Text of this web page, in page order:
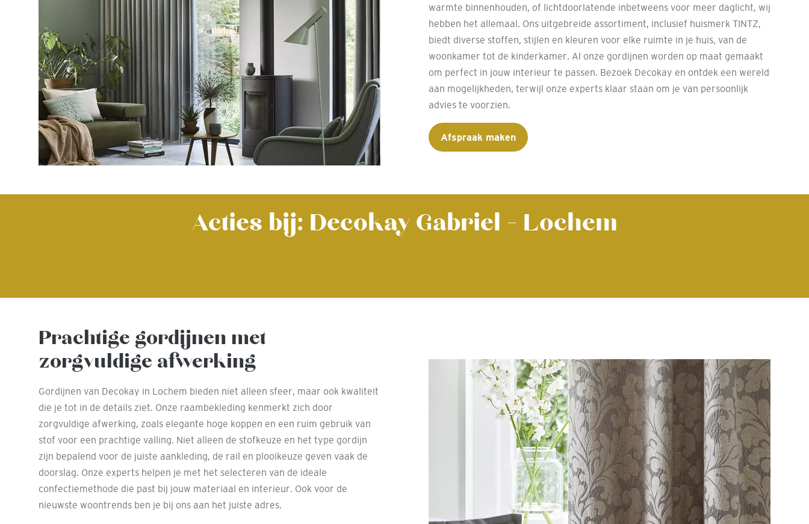
warmte binnenhouden, of lichtdoorlatende inbetweens voor meer daglicht, wij
hebben het allemaal. Ons uitgebreide assortiment, inclusief huismerk TINTZ,
biedt diverse stoffen, stijlen en kleuren voor elke ruimte in je huis, van de
woonkamer tot de kinderkamer. Al onze gordijnen worden op maat gemaakt
om perfect in jouw interieur te passen. Bezoek Decokay en ontdek een wereld
aan mogelijkheden, terwijl onze experts klaar staan om je van persoonlijk
advies te voorzien.
Afspraak maken
Acties bij: Decokay Gabriel - Lochem
Prachtige gordijnen met
zorgvuldige afwerking
Gordijnen van Decokay in Lochem bieden niet alleen sfeer, maar ook kwaliteit
die je tot in de details ziet. Onze raambekleding kenmerkt zich door
zorgvuldige afwerking, zoals elegante hoge koppen en een ruim gebruik van
stof voor een prachtige valling. Niet alleen de stofkeuze en het type gordijn
zijn bepalend voor de juiste aankleding, de rail en plooikeuze geven vaak de
doorslag. Onze experts helpen je met het selecteren van de ideale
confectiemethode die past bij jouw materiaal en interieur. Ook voor de
nieuwste woontrends ben je bij ons aan het juiste adres.